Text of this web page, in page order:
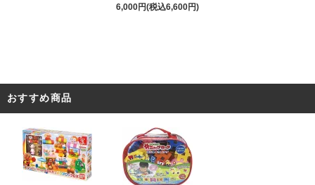
6,000円(税込6,600円)
おすすめ商品